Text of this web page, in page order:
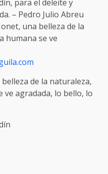
para el deleite y
– Pedro Julio Abreu
una belleza de la
humana se ve
de la naturaleza,
ve agradada, lo bello, lo